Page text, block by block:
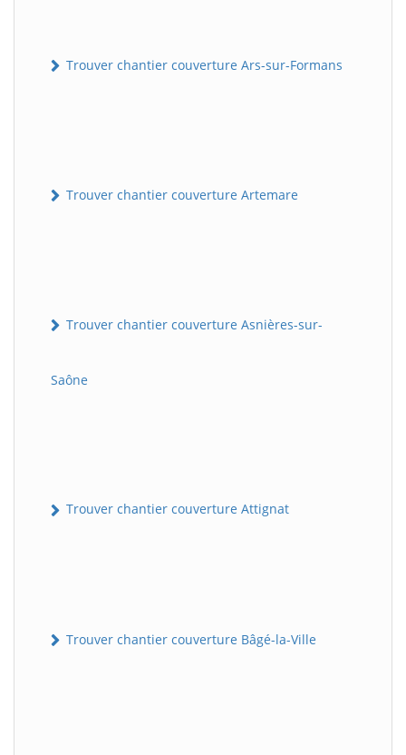
Trouver chantier couverture Ars-sur-Formans
Trouver chantier couverture Artemare
Trouver chantier couverture Asnières-sur-
Saône
Trouver chantier couverture Attignat
Trouver chantier couverture Bâgé-la-Ville